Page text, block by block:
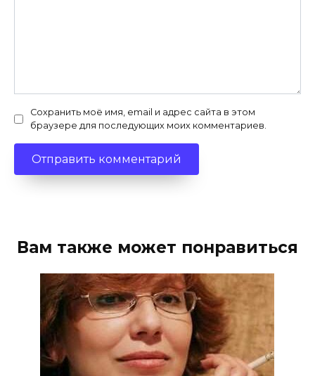
Сохранить моё имя, email и адрес сайта в этом
браузере для последующих моих комментариев.
Вам также может понравиться